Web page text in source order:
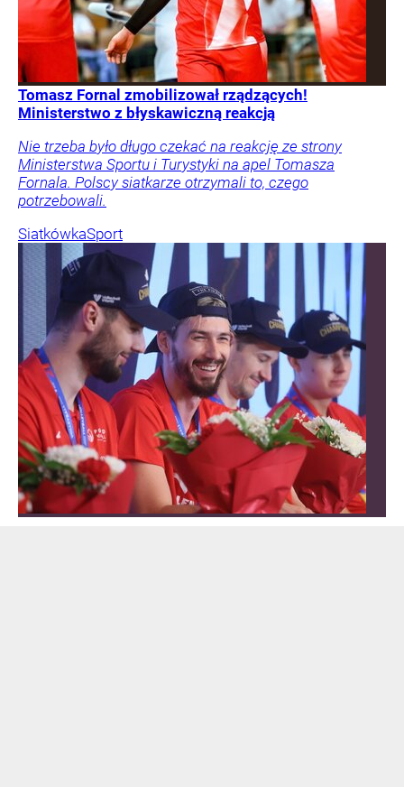
Tomasz Fornal zmobilizował rządzących!
Ministerstwo z błyskawiczną reakcją
Nie trzeba było długo czekać na reakcję ze strony
Ministerstwa Sportu i Turystyki na apel Tomasza
Fornala. Polscy siatkarze otrzymali to, czego
potrzebowali.
SiatkówkaSport